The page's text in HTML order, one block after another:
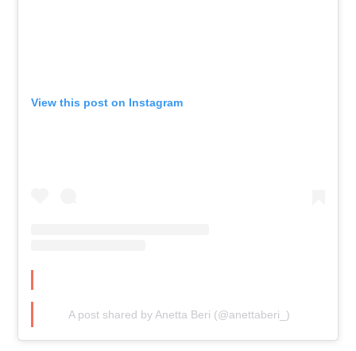
View this post on Instagram
A post shared by Anetta Beri (@anettaberi_)